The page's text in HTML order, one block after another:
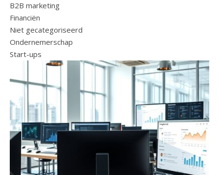
B2B marketing
Financiën
Niet gecategoriseerd
Ondernemerschap
Start-ups